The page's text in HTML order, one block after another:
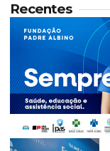
Recentes